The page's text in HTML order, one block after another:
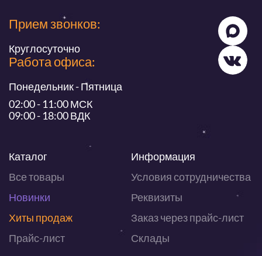
Прием звонков:
Круглосуточно
Работа офиса:
Понедельник - Пятница
02:00 - 11:00 МСК
09:00 - 18:00 ВДК
Каталог
Все товары
Новинки
Хиты продаж
Прайс-лист
Информация
Условия сотрудничества
Реквизиты
Заказ через прайс-лист
Склады